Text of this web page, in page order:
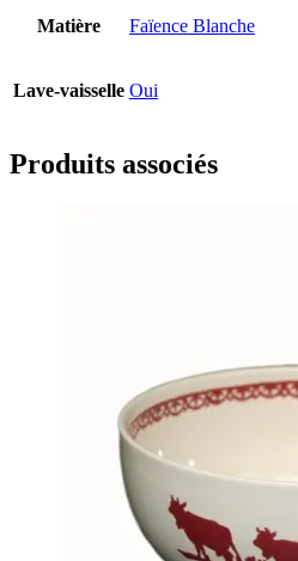
Matière Faïence Blanche
Lave-vaisselle Oui
Produits associés